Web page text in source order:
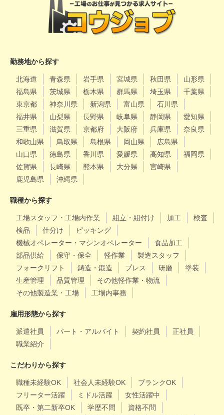
勤務地から探す
北海道 青森県 岩手県 宮城県 秋田県
山形県
福島県
茨城県 栃木県 群馬県 埼玉県
千葉県
東京都
神奈川県 新潟県 富山県
石川県
福井県
山梨県 長野県 岐阜県 静岡県
愛知県
三重県
滋賀県 京都府 大阪府 兵庫県
奈良県
和歌山県
鳥取県 島根県 岡山県
広島県
山口県
徳島県 香川県 愛媛県 高知県
福岡県
佐賀県
長崎県 熊本県 大分県
宮崎県
鹿児島県
沖縄県
職種から探す
工場スタッフ・工場内作業 組立・組付け 加工
検査
検品
仕分け
ピッキング
機械オペレーター・マシンオペレーター
食品加工
部品供給
保守・保全 軽作業
製造スタッフ
フォークリフト
鋳造・鍛造 プレス 研磨
塗装
生産管理
品質管理
その他軽作業・物流
その他製造業・工場
工場内事務
雇用形態から探す
派遣社員 パート・アルバイト 契約社員
正社員
職業紹介
こだわりから探す
職種未経験OK 社会人未経験OK
ブランクOK
フリーター活躍
ミドル活躍
女性活躍中
既卒・第二新卒OK
学歴不問
資格不問